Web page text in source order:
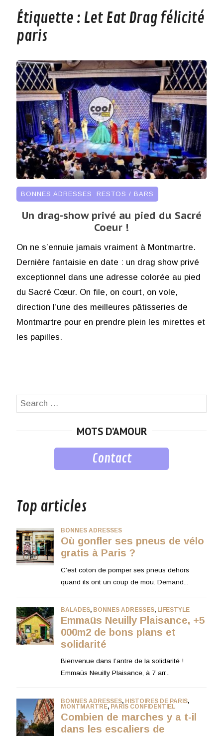
Étiquette : Let Eat Drag félicité
paris
BONNES ADRESSES RESTOS / BARS
Un drag-show privé au pied du Sacré
Coeur !
On ne s’ennuie jamais vraiment à Montmartre.
Dernière fantaisie en date : un drag show privé
exceptionnel dans une adresse colorée au pied
du Sacré Cœur. On file, on court, on vole,
direction l’une des meilleures pâtisseries de
Montmartre pour en prendre plein les mirettes et
les papilles.
Search
MOTS D’AMOUR
Contact
Top articles